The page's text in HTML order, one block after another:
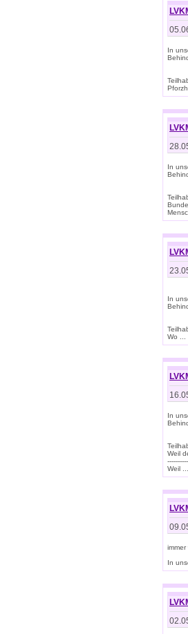
In
In
In
Wo ...
In
Weil
Weil
In